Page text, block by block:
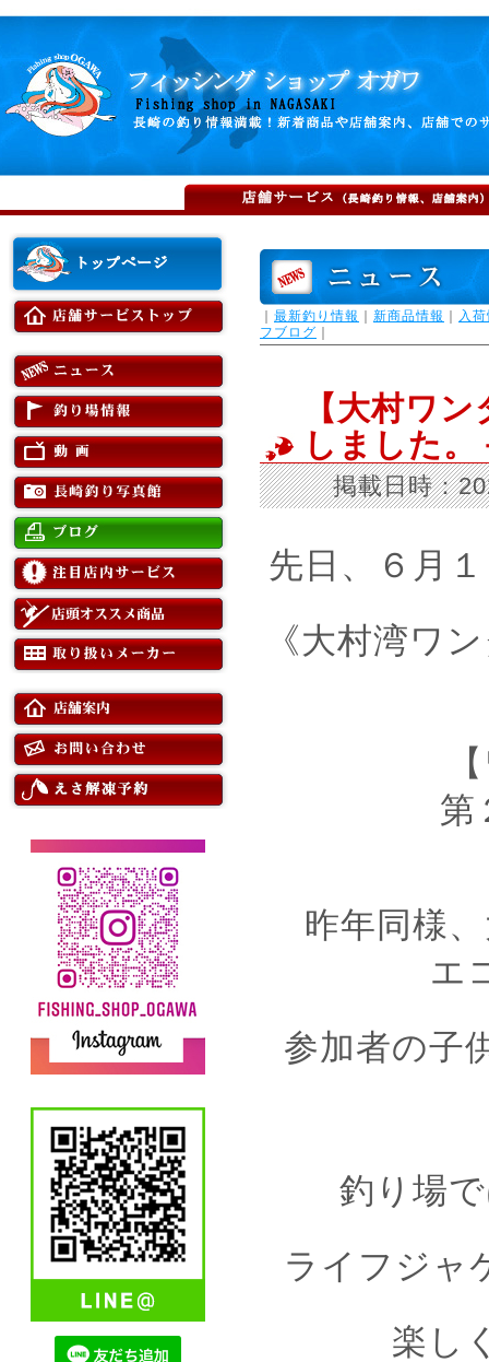
｜ 最新釣り情報 ｜ 新商品情報 ｜
入
フブログ ｜
【大村ワ
しました
掲載日時：
先日、６月
《大村湾ワ
第
昨年同様
エ
参加者の子
釣り場
ライフジャ
楽し